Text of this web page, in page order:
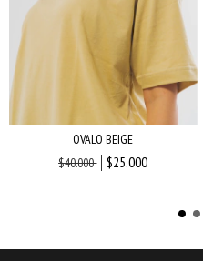
OVALO BEIGE
$40.000
$25.000